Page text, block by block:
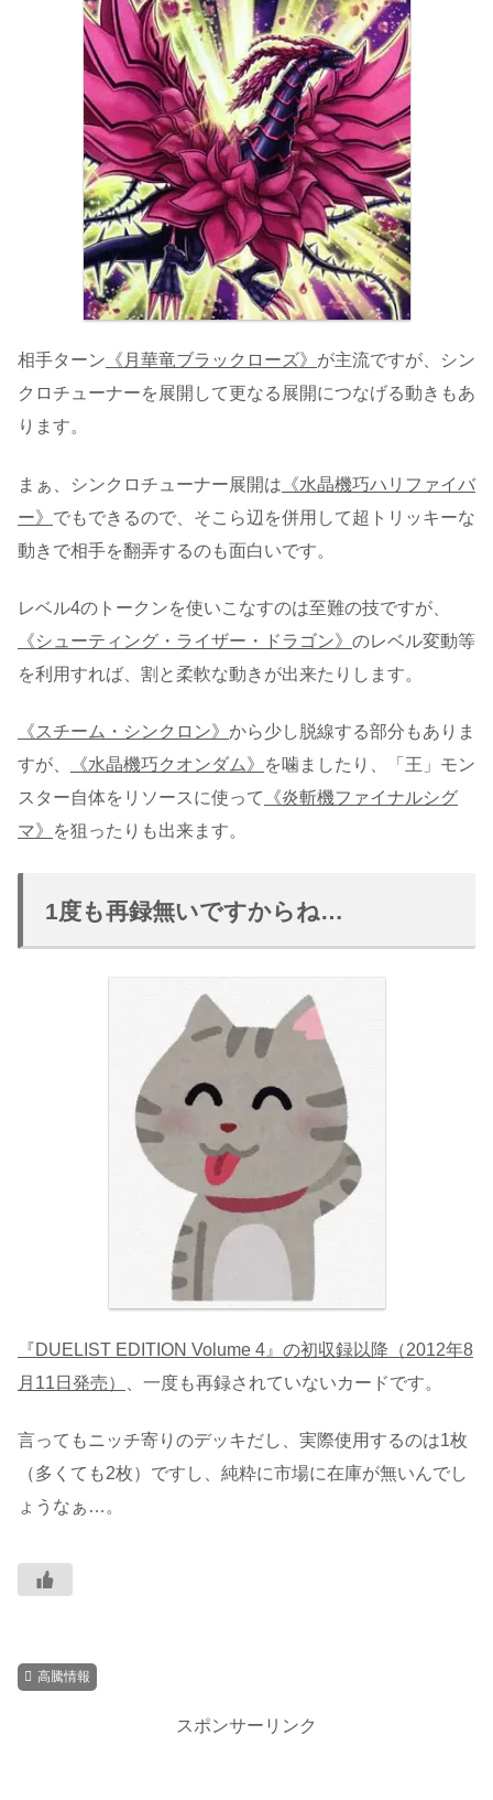
相手ターン 《月華竜ブラックローズ》 が主流ですが、シン
クロチューナーを展開して更なる展開につなげる動きもあ
ります。
まぁ、シンクロチューナー展開は 《水晶機巧ハリファイバ
ー》 でもできるので、そこら辺を併用して超トリッキーな
動きで相手を翻弄するのも面白いです。
レベル4のトークンを使いこなすのは至難の技ですが、
《シューティング・ライザー・ドラゴン》 のレベル変動等
を利用すれば、割と柔軟な動きが出来たりします。
《スチーム・シンクロン》 から少し脱線する部分もありま
すが、
《水晶機巧クオンダム》
を噛ましたり、「王」モン
スター自体をリソースに使って
《炎斬機ファイナルシグ
マ》 を狙ったりも出来ます。
1度も再録無いですからね…
『DUELIST EDITION Volume 4』の初収録以降（2012年8
月11日発売）
、一度も再録されていないカードです。
言ってもニッチ寄りのデッキだし、実際使用するのは1枚
（多くても2枚）ですし、純粋に市場に在庫が無いんでし
ょうなぁ…。
高騰情報
スポンサーリンク